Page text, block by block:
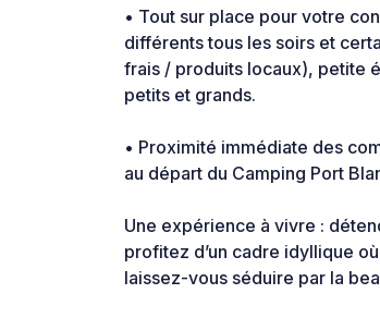
• Tout sur place pour votre
différents tous les soirs et
frais / produits locaux), petite
petits et grands.
• Proximité immédiate des
au départ du Camping Port
Une expérience à vivre :
profitez d’un cadre idyllique
laissez-vous séduire par la